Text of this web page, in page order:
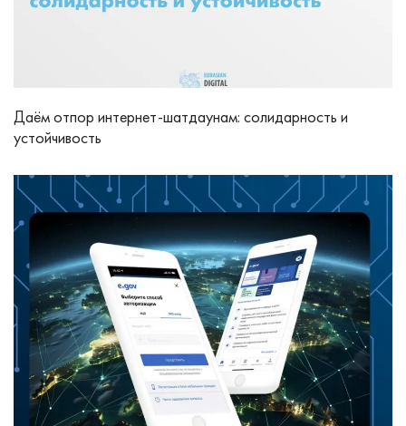
Даём отпор интернет-шатдаунам: солидарность и
устойчивость